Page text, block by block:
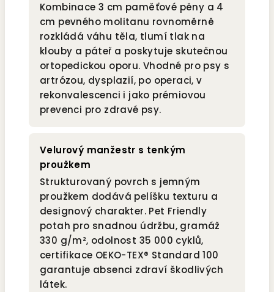
Kombinace 3 cm paměťové pěny a 4
cm pevného molitanu rovnoměrně
rozkládá váhu těla, tlumí tlak na
klouby a páteř a poskytuje skutečnou
ortopedickou oporu. Vhodné pro psy s
artrózou, dysplazií, po operaci, v
rekonvalescenci i jako prémiovou
prevenci pro zdravé psy.
Velurový manžestr s tenkým
proužkem
Strukturovaný povrch s jemným
proužkem dodává pelíšku texturu a
designový charakter. Pet Friendly
potah pro snadnou údržbu, gramáž
330 g/m², odolnost 35 000 cyklů,
certifikace OEKO-TEX® Standard 100
garantuje absenci zdraví škodlivých
látek.